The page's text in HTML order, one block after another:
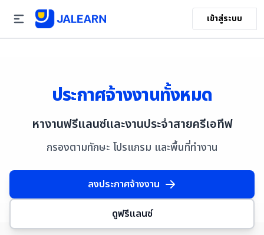
เข้าสู่ระบบ
ประกาศจ้างงานทั้งหมด
หางานฟรีแลนซ์และงานประจำสายครีเอทีฟ
กรองตามทักษะ โปรแกรม และพื้นที่ทำงาน
ลงประกาศจ้างงาน
ดูฟรีแลนซ์